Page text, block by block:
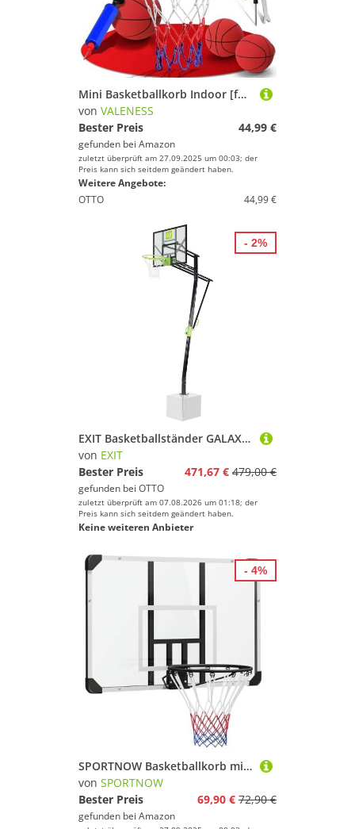
Mini Basketballkorb Indoor [für Tür & Wandmontage] - Kleiner Basketball Korb mit Dunk-Funktion, 4 Bällen, Pumpe & Befestigungszubehör - für Kinder & Erwachsene (Mit Counter)
von VALENESS
Bester Preis
44,99 €
gefunden bei Amazon
zuletzt überprüft am 27.09.2025 um 00:03; der
Preis kann sich seitdem geändert haben.
Weitere Angebote:
OTTO
44,99 €
EXIT Basketballständer GALAXY Inground Dunk, in 5 Höhen einstellbar
von EXIT
Bester Preis
471,67 € 479,00 €
gefunden bei OTTO
zuletzt überprüft am 07.08.2026 um 01:18; der
Preis kann sich seitdem geändert haben.
Keine weiteren Anbieter
- 2%
SPORTNOW Basketballkorb mit Rückwand, Outdoor Basketballbrett mit Ø45 cm Stahlkorb und Netz, Wandmontage, Basketball Board für Kinder Jugendliche Erwachsene, Weiß
von SPORTNOW
Bester Preis
69,90 € 72,90 €
gefunden bei Amazon
- 4%